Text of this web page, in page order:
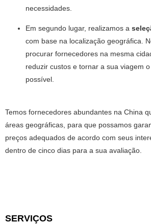
necessidades.
Em segundo lugar, realizamos a
com base na localização geográfica.
procurar fornecedores na mesma
reduzir custos e tornar a sua viagem
possível.
Temos fornecedores abundantes na China
áreas geográficas, para que possamos
preços adequados de acordo com seus
dentro de cinco dias para a sua avaliação.
SERVIÇOS